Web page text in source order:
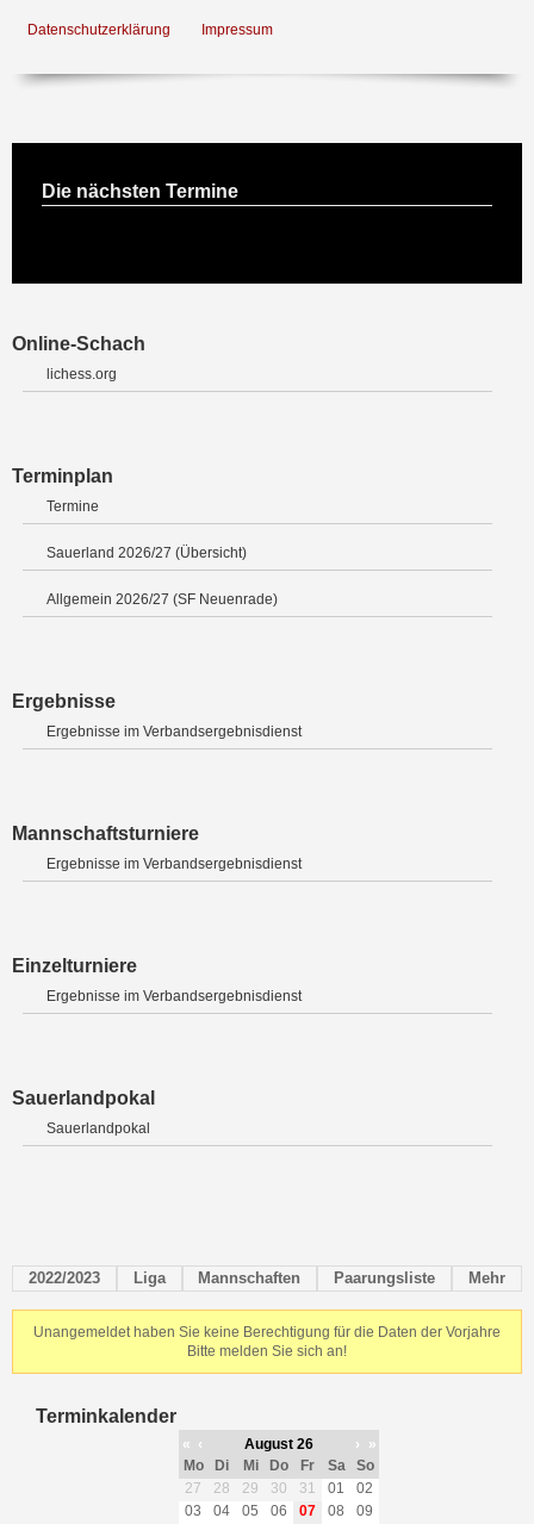
Datenschutzerklärung Impressum
Die nächsten Termine
Online-Schach
lichess.org
Terminplan
Termine
Sauerland 2026/27 (Übersicht)
Allgemein 2026/27 (SF Neuenrade)
Ergebnisse
Ergebnisse im Verbandsergebnisdienst
Mannschaftsturniere
Ergebnisse im Verbandsergebnisdienst
Einzelturniere
Ergebnisse im Verbandsergebnisdienst
Sauerlandpokal
Sauerlandpokal
2022/2023 Liga Mannschaften Paarungsliste Mehr
Unangemeldet haben Sie keine Berechtigung für die Daten der Vorjahre
Bitte melden Sie sich an!
Terminkalender
« ‹ August 26 ›
»
Mo
Di Mi Do Fr Sa
So
27
28 29 30 31 01
02
03
04 05 06 07 08
09